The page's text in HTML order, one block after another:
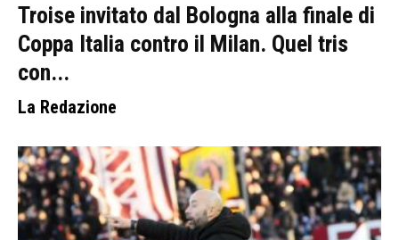
Troise invitato dal Bologna alla finale di
Coppa Italia contro il Milan. Quel tris
con...
La Redazione